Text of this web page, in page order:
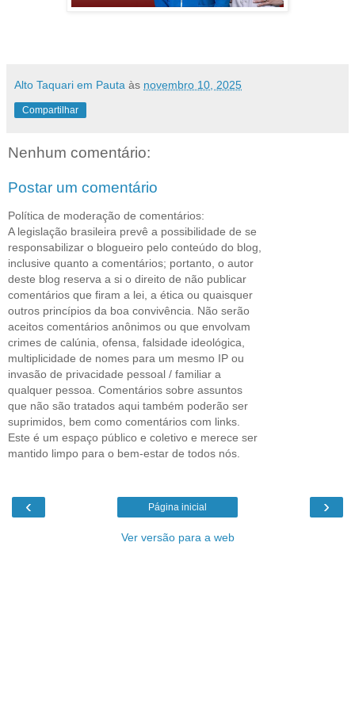
Alto Taquari em Pauta às novembro 10, 2025
Compartilhar
Nenhum comentário:
Postar um comentário
Política de moderação de comentários:
A legislação brasileira prevê a possibilidade de se
responsabilizar o blogueiro pelo conteúdo do blog,
inclusive quanto a comentários; portanto, o autor
deste blog reserva a si o direito de não publicar
comentários que firam a lei, a ética ou quaisquer
outros princípios da boa convivência. Não serão
aceitos comentários anônimos ou que envolvam
crimes de calúnia, ofensa, falsidade ideológica,
multiplicidade de nomes para um mesmo IP ou
invasão de privacidade pessoal / familiar a
qualquer pessoa. Comentários sobre assuntos
que não são tratados aqui também poderão ser
suprimidos, bem como comentários com links.
Este é um espaço público e coletivo e merece ser
mantido limpo para o bem-estar de todos nós.
‹ ›
Página inicial
Ver versão para a web